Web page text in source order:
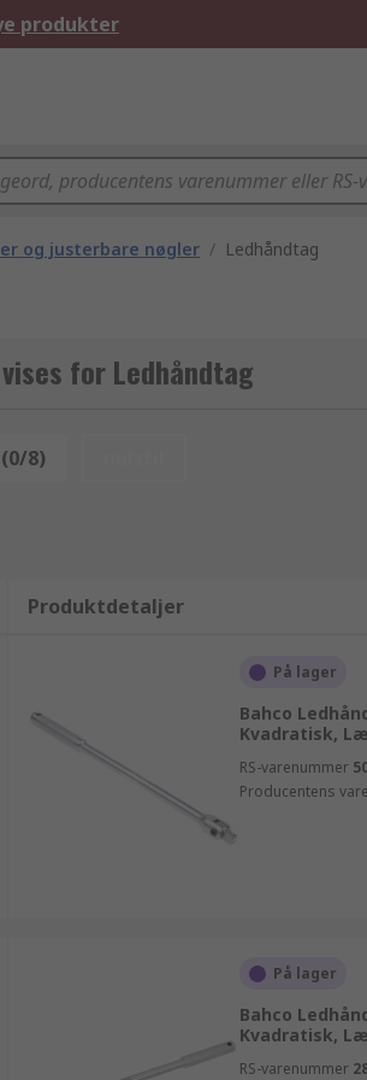
produkter
og justerbare nøgler / Ledhåndtag
for Ledhåndtag
8)
Produktdetaljer
På lager
Bahco
Kvadratisk,
RS-varenummer
Producentens
På lager
Bahco
Kvadratisk,
RS-varenummer